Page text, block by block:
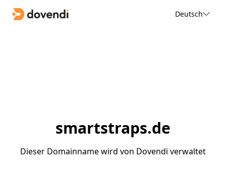
Deutsch
smartstraps.de
Dieser Domainname wird von Dovendi verwaltet